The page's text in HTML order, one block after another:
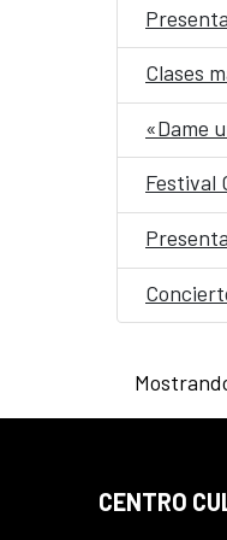
Clases
«Dame
Festival
CENTRO